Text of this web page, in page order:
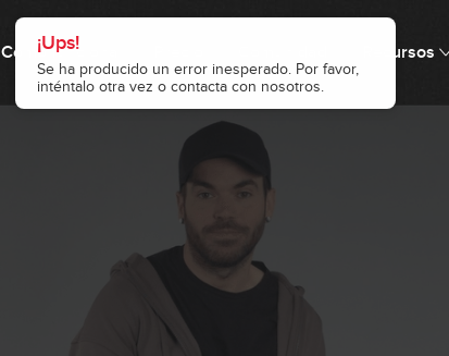
¡Ups!
Se ha producido un error inesperado. Por favor,
inténtalo otra vez o contacta con nosotros.
Cómo funciona Recursos